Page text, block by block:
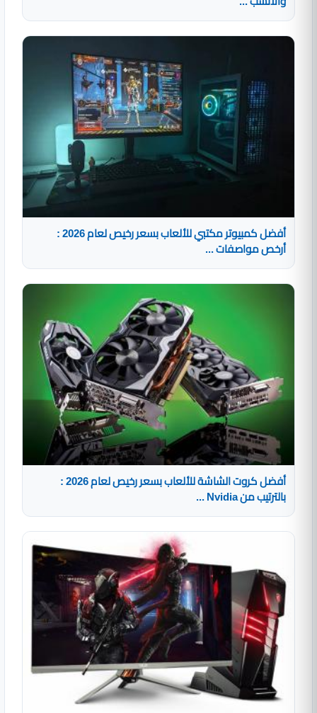
أفضل كمبيوتر مكتبي للألعاب بسعر رخيص لعام 2026 :
أرخص مواصفات ...
أفضل كروت الشاشة للألعاب بسعر رخيص لعام 2026 :
بالترتيب من Nvidia ...